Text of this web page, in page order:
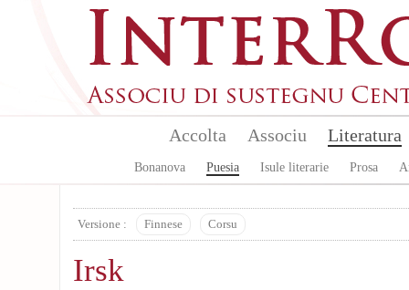
Accolta Associu Literatura
Bonanova Puesia Isule literarie Prosa
Versione : Finnese Corsu
Irsk